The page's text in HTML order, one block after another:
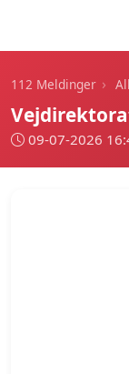
112 Meldinger ›
09-07-2026